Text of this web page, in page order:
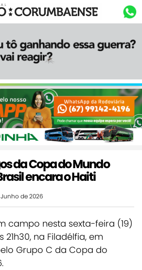
da Copa do Mundo
encara o Haiti
de 2026
campo nesta sexta-feira (19)
21h30, na Filadélfia, em
Grupo C da Copa do